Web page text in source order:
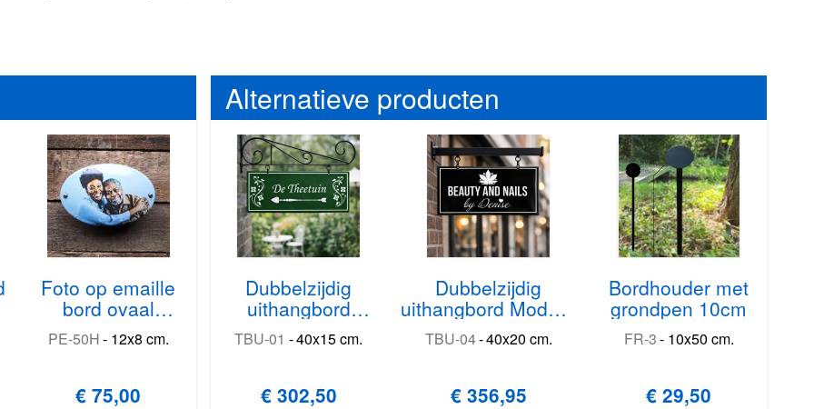
Foto op emaille
bord ovaal
horizontaal
PE-50H- 12x8 cm.
€ 75,00
Alternatieve producten
Dubbelzijdig
uithangbord
klassiek frame
TBU-01 -40x15 cm.
€ 302,50
Dubbelzijdig
uithangbord Modern
40x20 cm
TBU-04-40x20 cm.
€ 356,95
Bordhouder met
grondpen 10cm
FR-3- 10x50 cm.
€ 29,50